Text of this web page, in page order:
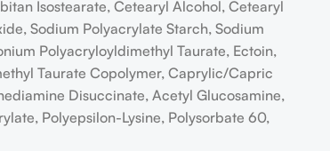
Isostearate, Cetearyl Alcohol, Cetearyl
Sodium Polyacrylate Starch, Sodium
Polyacryloyldimethyl Taurate, Ectoin,
Taurate Copolymer, Caprylic/Capric
Disuccinate, Acetyl Glucosamine,
Polyepsilon-Lysine, Polysorbate 60,